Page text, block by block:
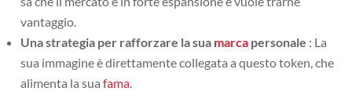
vantaggio.
Una strategia per rafforzare la sua marca personale : La
sua immagine è direttamente collegata a questo token, che
alimenta la sua fama